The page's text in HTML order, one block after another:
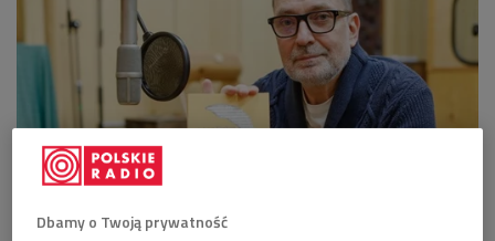
Dbamy o Twoją prywatność